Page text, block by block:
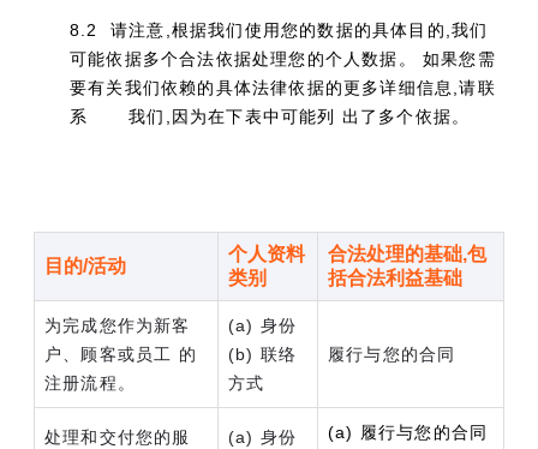
8.2 请注意,根据我们使用您的数据的具体目的,我们
可能依据多个合法依据处理您的个人数据。 如果您需
要有关我们依赖的具体法律依据的更多详细信息,请联
系
我们,因为在下表中可能列 出了多个依据。
目的/活动
个人资料
类别
合法处理的基础,包
括合法利益基础
为完成您作为新客
户、顾客或员工 的
注册流程。
(a) 身份
(b) 联络
方式
履行与您的合同
处理和交付您的服
(a) 身份
(a) 履行与您的合同